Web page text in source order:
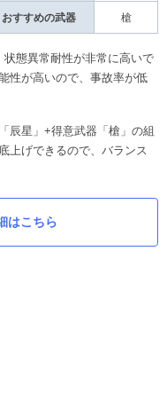
おすすめの武器 槍
態異常耐性が非常に高いで
性が高いので、事故率が低
辰星」+得意武器「槍」の組
上げできるので、バランス
はこちら